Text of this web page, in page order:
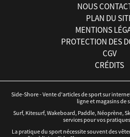
NOUS
PLAN DU
MENTIONS
PROTECTION DES
CGV
CRÉDITS
Side-Shore - Vente d'articles de sport sur
ligne et magasins de
Surf, Kitesurf, Wakeboard, Paddle, Néoprène,
services pour vos
La pratique du sport nécessite souvent des